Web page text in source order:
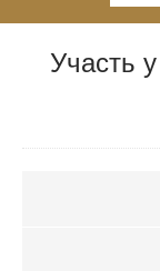
Участь у